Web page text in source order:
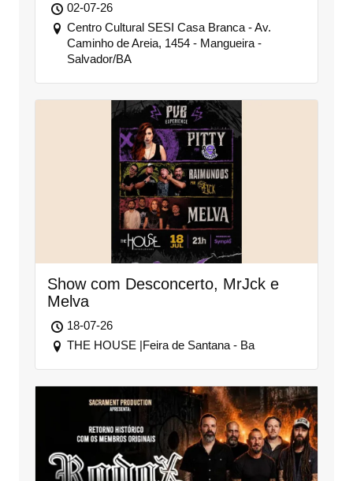
02-07-26
Centro Cultural SESI Casa Branca - Av.
Caminho de Areia, 1454 - Mangueira -
Salvador/BA
Show com Desconcerto, MrJck e
Melva
18-07-26
THE HOUSE |Feira de Santana - Ba